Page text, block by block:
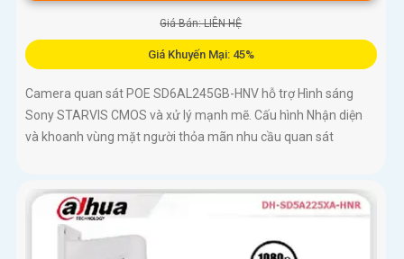
Giá Bán: LIÊN HỆ
Giá Khuyến Mại: 45%
Camera quan sát POE SD6AL245GB-HNV hỗ trợ Hình sáng
Sony STARVIS CMOS và xử lý mạnh mẽ. Cấu hình Nhận diện
và khoanh vùng mặt người thỏa mãn nhu cầu quan sát